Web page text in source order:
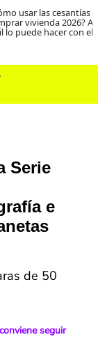
usar las cesantías
vivienda 2026?
lo puede hacer con el
Serie
e
de 50
seguir